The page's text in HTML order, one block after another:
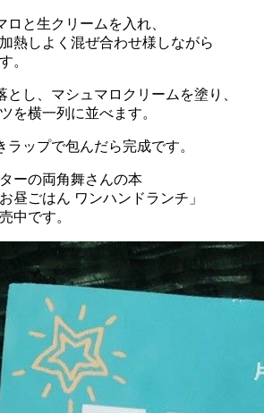
と生クリームを入れ、
熱しよく混ぜ合わせ様しながら
。
し、マシュマロクリームを塗り、
を横一列に並べます。
ップで包んだら完成です。
ーの両角舞さんの本
昼ごはん ワンハンドランチ」
中です。